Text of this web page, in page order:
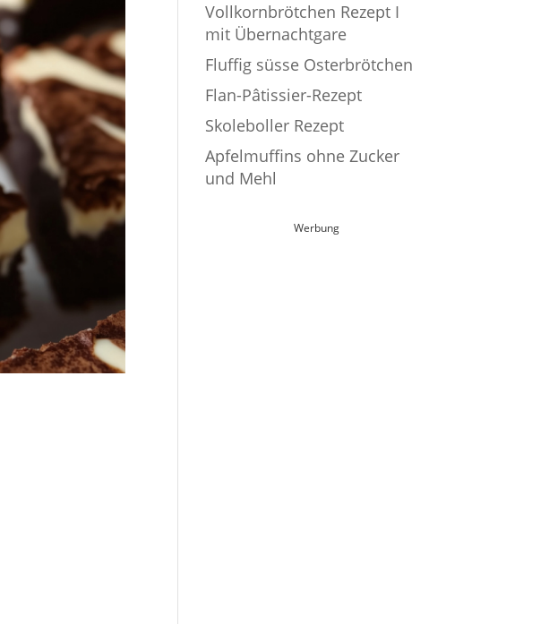
Vollkornbrötchen Rezept I
mit Übernachtgare
Fluffig süsse Osterbrötchen
Flan-Pâtissier-Rezept
Skoleboller Rezept
Apfelmuffins ohne Zucker
und Mehl
Werbung